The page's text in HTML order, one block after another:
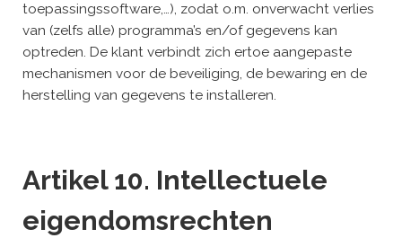
toepassingssoftware,…), zodat o.m. onverwacht verlies
van (zelfs alle) programma’s en/of gegevens kan
optreden. De klant verbindt zich ertoe aangepaste
mechanismen voor de beveiliging, de bewaring en de
herstelling van gegevens te installeren.
Artikel 10. Intellectuele
eigendomsrechten